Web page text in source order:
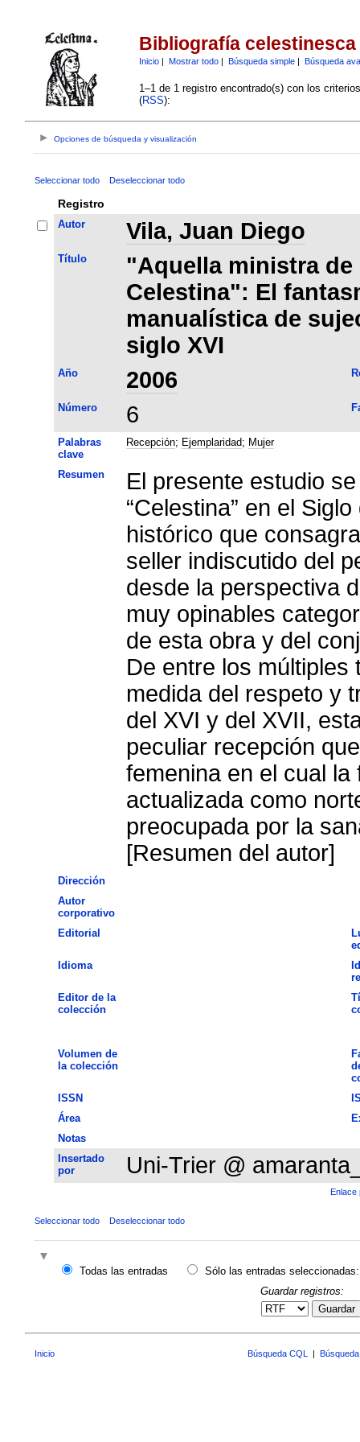
Bibliografía celestinesca
Inicio| Mostrar todo| Búsqueda simple| Búsqueda
1–1 de 1 registro encontrado(s) con los
(RSS):
Opciones de búsqueda y visualización
Seleccionar todo Deseleccionar todo
Registro
Autor Vila, Juan Diego
Título
"Aquella ministra de
Celestina": El
manualística de
siglo XVI
Año 2006
Número 6
Palabras
clave
Recepción; Ejemplaridad; Mujer
Resumen
El presente estudio
“Celestina” en el
histórico que
seller indiscutido del
desde la perspectiva
muy opinables
de esta obra y del
De entre los múltiples
medida del respeto y
del XVI y del XVII,
peculiar recepción
femenina en el cual
actualizada como
preocupada por la
[Resumen del autor]
Dirección
Autor
corporativo
Editorial
Idioma
Editor de la
colección
Volumen de
la colección
ISSN
Área
Notas
Insertado
por
Uni-Trier @
Enlace
Seleccionar todo Deseleccionar todo
Todas las entradas
Sólo las entradas seleccionadas:
Guardar registros:
Guardar
Inicio Búsqueda CQL